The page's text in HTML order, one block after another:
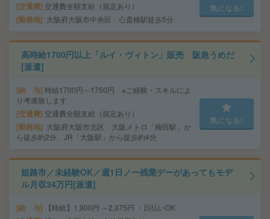
交通費 交通費全額支給（規定あり）
勤務地 大阪府大阪市中央区 心斎橋駅徒歩5分
気になる!
高時給1700円以上「ルイ・ヴィトン」販売 阪急うめだ
[派遣]
給 与 時給1700円～1750円 ※ご経験・スキルによ
り考慮致します
交通費 交通費全額支給（規定あり）
勤務地
大阪府大阪市北区 大阪メトロ「梅田駅」か
ら徒歩約2分、JR「大阪駅」から徒歩約4分
気になる!
姫路市／未経験OK／週1日ノー残業デーがあってもモデ
ル月収34万円[派遣]
給 与 【時給】1,900円 ～2,375円 ・日払いOK